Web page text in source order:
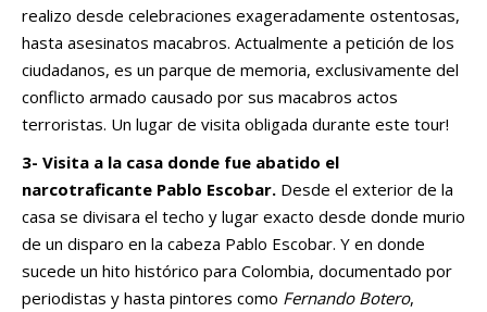
realizo desde celebraciones exageradamente ostentosas,
hasta asesinatos macabros. Actualmente a petición de los
ciudadanos, es un parque de memoria, exclusivamente del
conflicto armado causado por sus macabros actos
terroristas. Un lugar de visita obligada durante este tour!
3- Visita a la casa donde fue abatido el
narcotraficante Pablo Escobar. Desde el exterior de la
casa se divisara el techo y lugar exacto desde donde murio
de un disparo en la cabeza Pablo Escobar. Y en donde
sucede un hito histórico para Colombia, documentado por
periodistas y hasta pintores como Fernando Botero,